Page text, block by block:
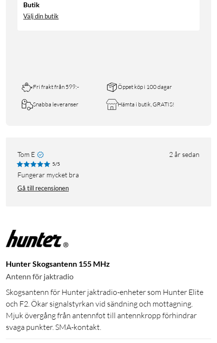
Butik
Välj din butik
Fri frakt från 599:- Öppet köp i 100 dagar
Snabba leveranser Hämta i butik, GRATIS!
Tom E 2 år sedan
5/5
Fungerar mycket bra
Gå till recensionen
Hunter Skogsantenn 155 MHz
Antenn för jaktradio
Skogsantenn för Hunter jaktradio-enheter som Hunter Elite
och F2. Ökar signalstyrkan vid sändning och mottagning.
Mjuk övergång från antennfot till antennkropp förhindrar
svaga punkter. SMA-kontakt.